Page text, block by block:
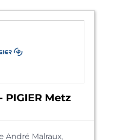
PIGIER Metz
André Malraux,